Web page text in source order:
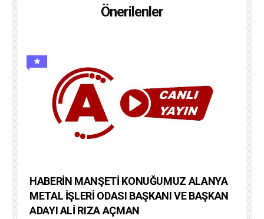
Önerilenler
HABERİN MANŞETİ KONUĞUMUZ ALANYA
METAL İŞLERİ ODASI BAŞKANI VE BAŞKAN
ADAYI ALİ RIZA AÇMAN